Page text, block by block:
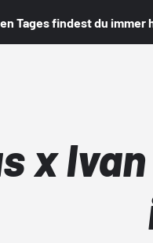
Tages findest du immer
x